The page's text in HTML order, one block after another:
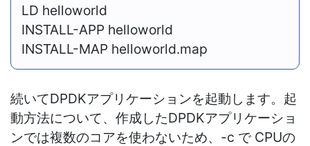
LD helloworld
INSTALL-APP helloworld
INSTALL-MAP helloworld.map
続いてDPDKアプリケーションを起動します。起
動方法について、作成したDPDKアプリケーショ
ンでは複数のコアを使わないため、-c で CPUの